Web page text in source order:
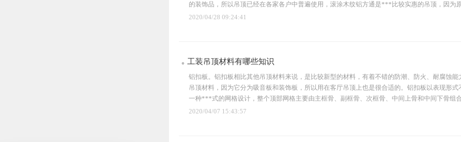
的装饰品，所以吊顶已经在各家各户中普遍使用，滚涂木纹铝方通是***比较实惠的吊顶，因为
的价...
2020/04/28 09:24:41
工装吊顶材料有哪些知识
铝扣板。铝扣板相比其他吊顶材料来说，是比较新型的材料，有着不错的防潮、防火、耐腐蚀
吊顶材料，因为它分为吸音板和装饰板，所以用在客厅吊顶上也是很合适的。铝扣板以表现形
一种***式的网格设计，整个顶部网格主要由主框骨、副框骨、次框骨、中间上骨和中间下骨组
2020/04/07 15:43:57